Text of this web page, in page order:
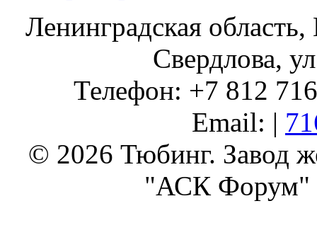
Ленинградская
Свердлова,
Телефон: +7 812
Email: |
© 2026 Тюбинг. Завод
"АСК Форум"